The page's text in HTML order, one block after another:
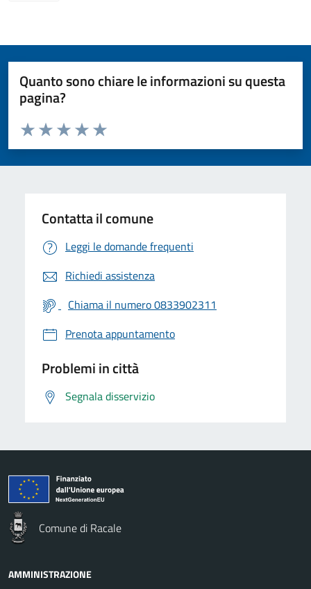
Quanto sono chiare le informazioni su questa
pagina?
Valuta da 1 a 5 stelle la pagina
Valuta 5 stelle su 5
Valuta 4 stelle su 5
Valuta 3 stelle su 5
Valuta 2 stelle su 5
Valuta 1 stelle su 5
Contatta il comune
Leggi le domande frequenti
Richiedi assistenza
Chiama il numero 0833902311
Prenota appuntamento
Problemi in città
Segnala disservizio
Comune di Racale
AMMINISTRAZIONE